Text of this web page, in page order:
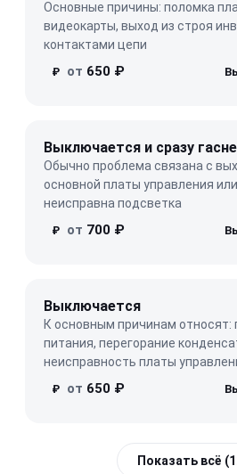
Основные причины: поломка
видеокарты, выход из строя
контактами цепи
₽ от 650 ₽
Выключается и сразу
Обычно проблема связана с
основной платы управления
неисправна подсветка
₽ от 700 ₽
Выключается
К основным причинам относят:
питания, перегорание
неисправность платы
₽ от 650 ₽
Показать всё